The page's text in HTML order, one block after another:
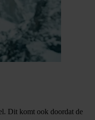
Dit komt ook doordat de